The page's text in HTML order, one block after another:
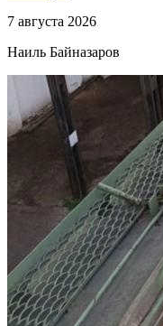
7 августа 2026
Наиль Байназаров